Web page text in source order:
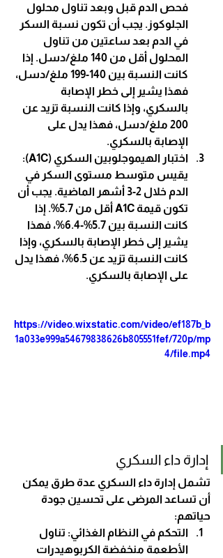
فحص الدم قبل وبعد تناول محلول
الجلوكوز. يجب أن تكون نسبة السكر
في الدم بعد ساعتين من تناول
المحلول أقل من 140 ملغ/دسل. إذا
كانت النسبة بين 140-199 ملغ/دسل،
فهذا يشير إلى خطر الإصابة
بالسكري، وإذا كانت النسبة تزيد عن
200 ملغ/دسل، فهذا يدل على
الإصابة بالسكري.
اختبار الهيموجلوبين السكري (A1C)
:
يقيس متوسط مستوى السكر في
الدم خلال 2-3 أشهر الماضية. يجب أن
تكون قيمة A1C أقل من 5.7%. إذا
كانت النسبة بين 5.7%-6.4%، فهذا
يشير إلى خطر الإصابة بالسكري، وإذا
كانت النسبة تزيد عن 6.5%، فهذا يدل
على الإصابة بالسكري.
https://video.wixstatic.com/video/ef187b_b
1a033e999a54679838626b805551fef/720p/mp
4/file.mp4
إدارة داء السكري
تشمل إدارة داء السكري عدة طرق يمكن
أن تساعد المرضى على تحسين جودة
حياتهم:
التحكم في النظام الغذائي: تناول
الأطعمة منخفضة الكربوهيدرات